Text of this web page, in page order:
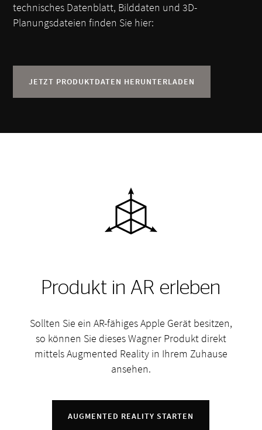
technisches Datenblatt, Bilddaten und 3D-
Planungsdateien finden Sie hier:
JETZT PRODUKTDATEN HERUNTERLADEN
Produkt in AR erleben
Sollten Sie ein AR-fähiges Apple Gerät besitzen,
so können Sie dieses Wagner Produkt direkt
mittels Augmented Reality in Ihrem Zuhause
ansehen.
AUGMENTED REALITY STARTEN